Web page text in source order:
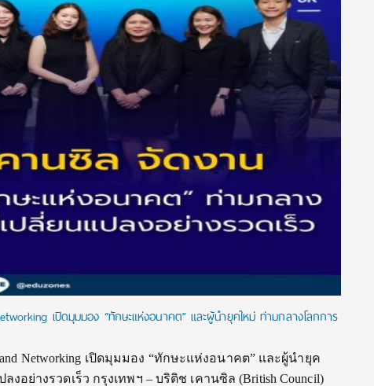
เปิดมุมมอง “ทักษะแห่งอนาคต” และผู้นำยุคใหม่ ท่ามกลางโลกการ
Networking เปิดมุมมอง “ทักษะแห่งอนาคต” และผู้นำยุค
อย่างรวดเร็ว กรุงเทพฯ – บริติช เคานซิล (British Council)